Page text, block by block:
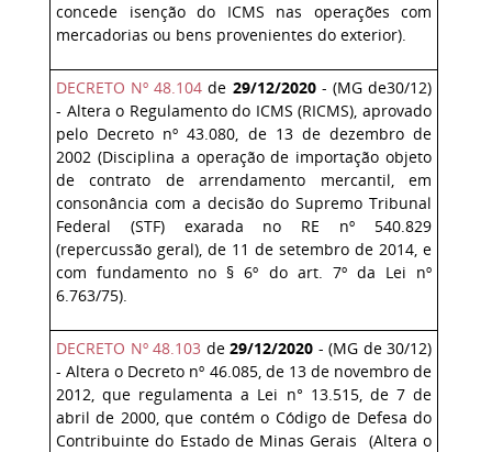
concede isenção do ICMS nas operações com
mercadorias ou bens provenientes do exterior).
DECRETO Nº 48.104 de 29/12/2020- (MG de30/12)
- Altera o Regulamento do ICMS (RICMS), aprovado
pelo Decreto nº 43.080, de 13 de dezembro de
2002 (Disciplina a operação de importação objeto
de contrato de arrendamento mercantil, em
consonância com a decisão do Supremo Tribunal
Federal (STF) exarada no RE nº 540.829
(repercussão geral), de 11 de setembro de 2014, e
com fundamento no § 6º do art. 7º da Lei nº
6.763/75).
DECRETO Nº 48.103 de 29/12/2020 - (MG de 30/12)
- Altera o Decreto nº 46.085, de 13 de novembro de
2012, que regulamenta a Lei n° 13.515, de 7 de
abril de 2000, que contém o Código de Defesa do
Contribuinte do Estado de Minas Gerais (Altera o